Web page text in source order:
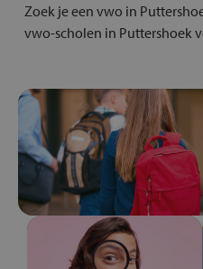
Zoek je een vwo in
vwo-scholen in Puttershoek